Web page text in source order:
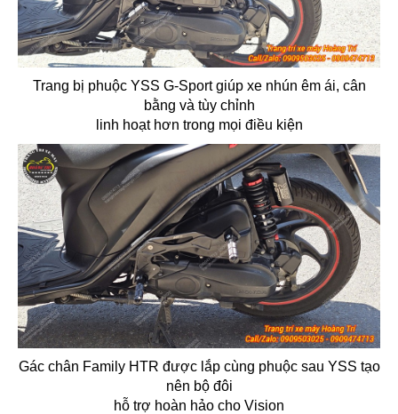
Trang bị phuộc YSS G-Sport giúp xe nhún êm ái, cân
bằng và tùy chỉnh
linh hoạt hơn trong mọi điều kiện
Gác chân Family HTR được lắp cùng phuộc sau YSS tạo
nên bộ đôi
hỗ trợ hoàn hảo cho Vision